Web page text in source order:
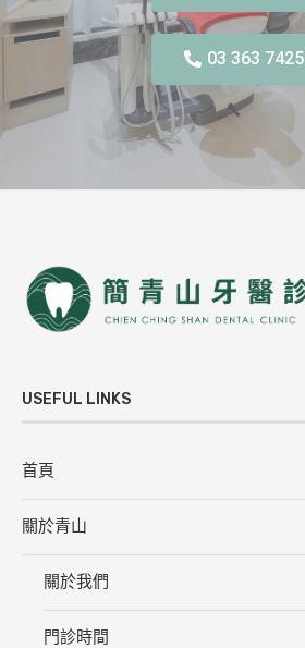
03 363 7425
USEFUL LINKS
首頁
關於青山
關於我們
門診時間